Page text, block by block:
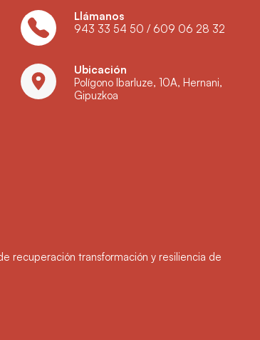
Llámanos
943 33 54 50 / 609 06 28 32
Ubicación
Polígono Ibarluze, 10A, Hernani,
Gipuzkoa
recuperación transformación y resiliencia de